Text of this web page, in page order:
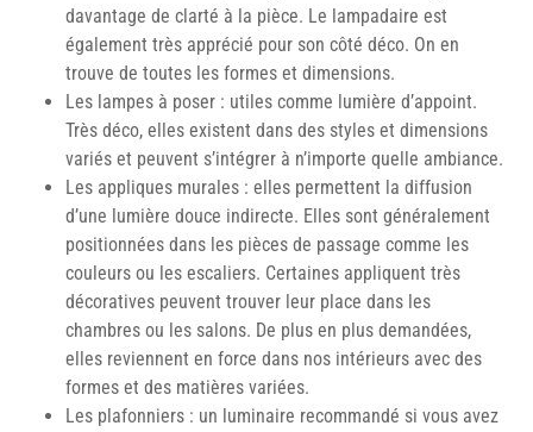
davantage de clarté à la pièce. Le lampadaire est
également très apprécié pour son côté déco. On en
trouve de toutes les formes et dimensions.
Les lampes à poser : utiles comme lumière d’appoint.
Très déco, elles existent dans des styles et dimensions
variés et peuvent s’intégrer à n’importe quelle ambiance.
Les appliques murales : elles permettent la diffusion
d’une lumière douce indirecte. Elles sont généralement
positionnées dans les pièces de passage comme les
couleurs ou les escaliers. Certaines appliquent très
décoratives peuvent trouver leur place dans les
chambres ou les salons. De plus en plus demandées,
elles reviennent en force dans nos intérieurs avec des
formes et des matières variées.
Les plafonniers : un luminaire recommandé si vous avez